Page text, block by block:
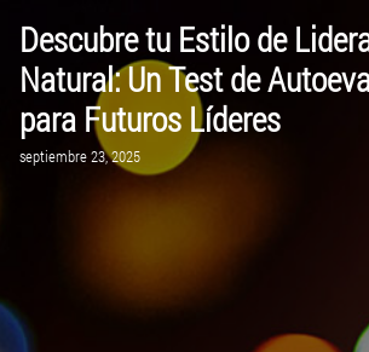
Descubre tu Estilo de
Natural: Un Test de
para Futuros Líderes
septiembre 23, 2025
HOME
CATEGORÍAS